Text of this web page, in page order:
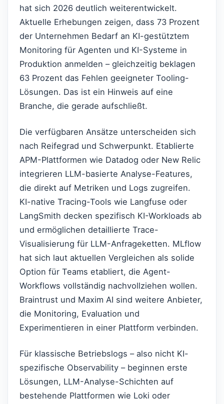
hat sich 2026 deutlich weiterentwickelt.
Aktuelle Erhebungen zeigen, dass 73 Prozent
der Unternehmen Bedarf an KI-gestütztem
Monitoring für Agenten und KI-Systeme in
Produktion anmelden – gleichzeitig beklagen
63 Prozent das Fehlen geeigneter Tooling-
Lösungen. Das ist ein Hinweis auf eine
Branche, die gerade aufschließt.
Die verfügbaren Ansätze unterscheiden sich
nach Reifegrad und Schwerpunkt. Etablierte
APM-Plattformen wie Datadog oder New Relic
integrieren LLM-basierte Analyse-Features,
die direkt auf Metriken und Logs zugreifen.
KI-native Tracing-Tools wie Langfuse oder
LangSmith decken spezifisch KI-Workloads ab
und ermöglichen detaillierte Trace-
Visualisierung für LLM-Anfrageketten. MLflow
hat sich laut aktuellen Vergleichen als solide
Option für Teams etabliert, die Agent-
Workflows vollständig nachvollziehen wollen.
Braintrust und Maxim AI sind weitere Anbieter,
die Monitoring, Evaluation und
Experimentieren in einer Plattform verbinden.
Für klassische Betriebslogs – also nicht KI-
spezifische Observability – beginnen erste
Lösungen, LLM-Analyse-Schichten auf
bestehende Plattformen wie Loki oder